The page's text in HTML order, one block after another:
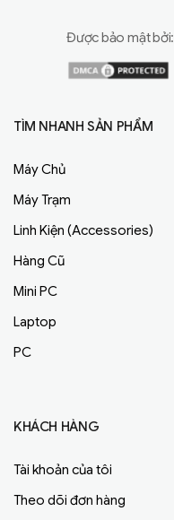
Được bảo mật bởi:
TÌM NHANH SẢN PHẨM
Máy Chủ
Máy Trạm
Linh Kiện (Accessories)
Hàng Cũ
Mini PC
Laptop
PC
KHÁCH HÀNG
Tài khoản của tôi
Theo dõi đơn hàng